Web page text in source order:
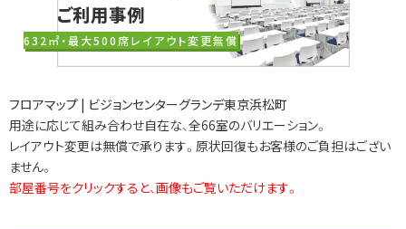
ご利用事例
632㎡・最大500席レイアウト変更無償
フロアマップ | ビジョンセンターグランデ東京浜松町
用途に応じて組み合わせ自在な、全66室のバリエーション。
レイアウト変更は無償で承ります。原状回復もお客様のご負担はござい
ません。
部屋番号をクリックすると、画像もご覧いただけます。